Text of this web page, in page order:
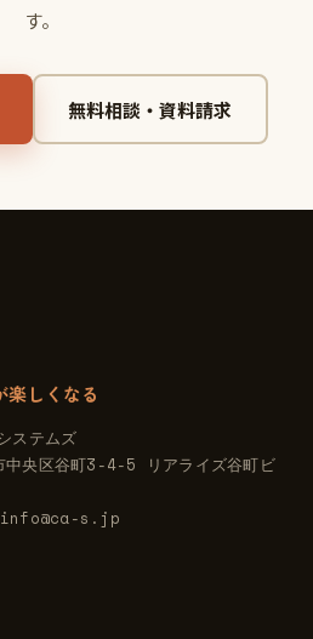
す。
無料相談・資料請求
しくなる
ステムズ
央区谷町3-4-5 リアライズ谷町ビ
s.jp